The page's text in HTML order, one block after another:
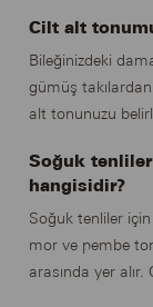
Cilt alt
Bileğinizdeki
gümüş
alt tonunuzu
Soğuk
hangisidir?
Soğuk tenliler
mor ve pembe
arasında yer